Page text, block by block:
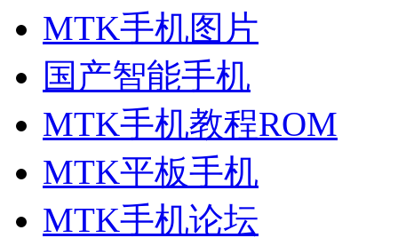
MTK手机图片
国产智能手机
MTK手机教程ROM
MTK平板手机
MTK手机论坛